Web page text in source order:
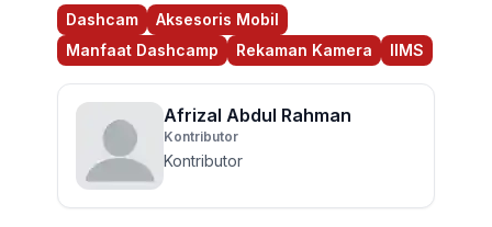
Dashcam
Aksesoris Mobil
Manfaat Dashcamp
Rekaman Kamera IIMS
Afrizal Abdul Rahman
Kontributor
Kontributor